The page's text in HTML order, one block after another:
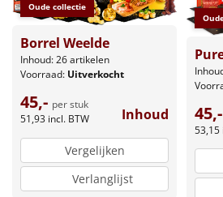
Oude collectie
Borrel Weelde
Inhoud: 26 artikelen
Voorraad: Uitverkocht
45,- per stuk
51,93 incl. BTW Inhoud
Vergelijken
Verlanglijst
45,-
53,15